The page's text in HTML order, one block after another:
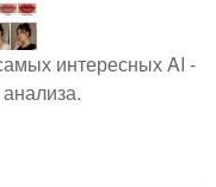
интересных AI -